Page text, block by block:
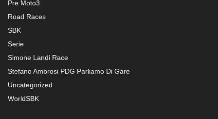
Pre Moto3
Road Races
SBK
Serie
Simone Landi Race
Stefano Ambrosi PDG Parliamo Di Gare
Uncategorized
WorldSBK